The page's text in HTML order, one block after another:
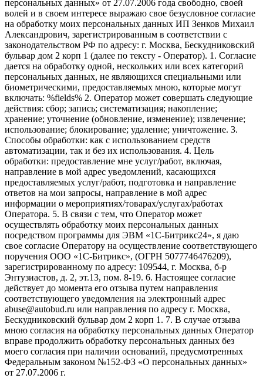
персональных данных» от 27.07.2006 года свободно, своей
волей и в своем интересе выражаю свое безусловное согласие
на обработку моих персональных данных ИП Зенков Михаил
Александрович, зарегистрированным в соответствии с
законодательством РФ по адресу: г. Москва, Бескудниковский
бульвар дом 2 корп 1 (далее по тексту - Оператор). 1. Согласие
дается на обработку одной, нескольких или всех категорий
персональных данных, не являющихся специальными или
биометрическими, предоставляемых мною, которые могут
включать: %fields% 2. Оператор может совершать следующие
действия: сбор; запись; систематизация; накопление;
хранение; уточнение (обновление, изменение); извлечение;
использование; блокирование; удаление; уничтожение. 3.
Способы обработки: как с использованием средств
автоматизации, так и без их использования. 4. Цель
обработки: предоставление мне услуг/работ, включая,
направление в мой адрес уведомлений, касающихся
предоставляемых услуг/работ, подготовка и направление
ответов на мои запросы, направление в мой адрес
информации о мероприятиях/товарах/услугах/работах
Оператора. 5. В связи с тем, что Оператор может
осуществлять обработку моих персональных данных
посредством программы для ЭВМ «1С-Битрикс24», я даю
свое согласие Оператору на осуществление соответствующего
поручения ООО «1С-Битрикс», (ОГРН 5077746476209),
зарегистрированному по адресу: 109544, г. Москва, б-р
Энтузиастов, д. 2, эт.13, пом. 8-19. 6. Настоящее согласие
действует до момента его отзыва путем направления
соответствующего уведомления на электронный адрес
abuse@autobud.ru или направления по адресу г. Москва,
Бескудниковский бульвар дом 2 корп 1. 7. В случае отзыва
мною согласия на обработку персональных данных Оператор
вправе продолжить обработку персональных данных без
моего согласия при наличии оснований, предусмотренных
Федеральным законом №152-ФЗ «О персональных данных»
от 27.07.2006 г.